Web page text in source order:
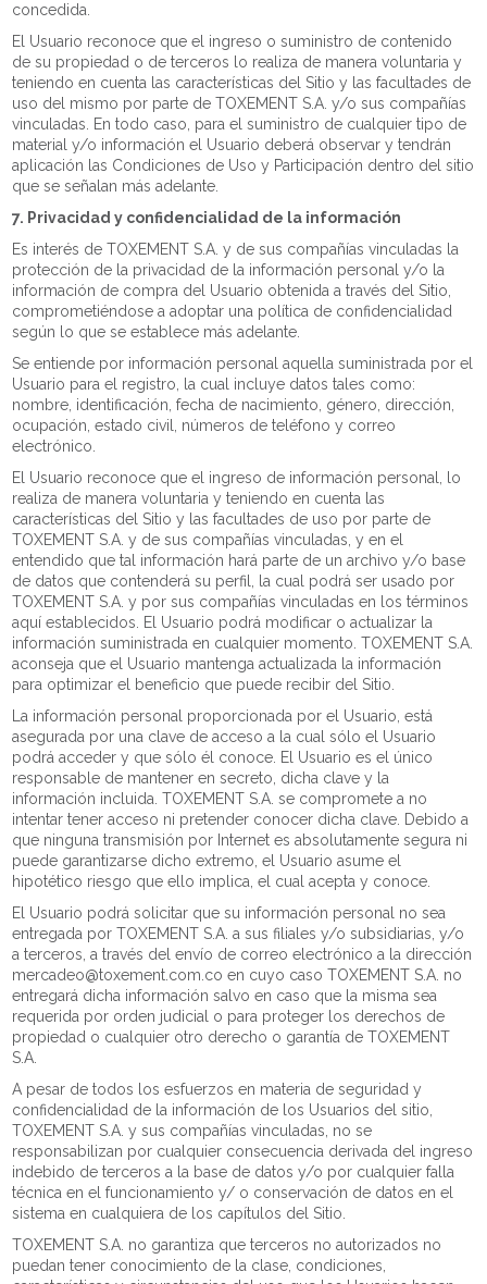
concedida.
El Usuario reconoce que el ingreso o suministro de contenido
de su propiedad o de terceros lo realiza de manera voluntaria y
teniendo en cuenta las características del Sitio y las facultades de
uso del mismo por parte de TOXEMENT S.A. y/o sus compañías
vinculadas. En todo caso, para el suministro de cualquier tipo de
material y/o información el Usuario deberá observar y tendrán
aplicación las Condiciones de Uso y Participación dentro del sitio
que se señalan más adelante.
7. Privacidad y confidencialidad de la información
Es interés de TOXEMENT S.A. y de sus compañías vinculadas la
protección de la privacidad de la información personal y/o la
información de compra del Usuario obtenida a través del Sitio,
comprometiéndose a adoptar una política de confidencialidad
según lo que se establece más adelante.
Se entiende por información personal aquella suministrada por el
Usuario para el registro, la cual incluye datos tales como:
nombre, identificación, fecha de nacimiento, género, dirección,
ocupación, estado civil, números de teléfono y correo
electrónico.
El Usuario reconoce que el ingreso de información personal, lo
realiza de manera voluntaria y teniendo en cuenta las
características del Sitio y las facultades de uso por parte de
TOXEMENT S.A. y de sus compañías vinculadas, y en el
entendido que tal información hará parte de un archivo y/o base
de datos que contenderá su perfil, la cual podrá ser usado por
TOXEMENT S.A. y por sus compañías vinculadas en los términos
aquí establecidos. El Usuario podrá modificar o actualizar la
información suministrada en cualquier momento. TOXEMENT S.A.
aconseja que el Usuario mantenga actualizada la información
para optimizar el beneficio que puede recibir del Sitio.
La información personal proporcionada por el Usuario, está
asegurada por una clave de acceso a la cual sólo el Usuario
podrá acceder y que sólo él conoce. El Usuario es el único
responsable de mantener en secreto, dicha clave y la
información incluida. TOXEMENT S.A. se compromete a no
intentar tener acceso ni pretender conocer dicha clave. Debido a
que ninguna transmisión por Internet es absolutamente segura ni
puede garantizarse dicho extremo, el Usuario asume el
hipotético riesgo que ello implica, el cual acepta y conoce.
El Usuario podrá solicitar que su información personal no sea
entregada por TOXEMENT S.A. a sus filiales y/o subsidiarias, y/o
a terceros, a través del envío de correo electrónico a la dirección
mercadeo@toxement.com.co en cuyo caso TOXEMENT S.A. no
entregará dicha información salvo en caso que la misma sea
requerida por orden judicial o para proteger los derechos de
propiedad o cualquier otro derecho o garantía de TOXEMENT
S.A.
A pesar de todos los esfuerzos en materia de seguridad y
confidencialidad de la información de los Usuarios del sitio,
TOXEMENT S.A. y sus compañías vinculadas, no se
responsabilizan por cualquier consecuencia derivada del ingreso
indebido de terceros a la base de datos y/o por cualquier falla
técnica en el funcionamiento y/ o conservación de datos en el
sistema en cualquiera de los capítulos del Sitio.
TOXEMENT S.A. no garantiza que terceros no autorizados no
puedan tener conocimiento de la clase, condiciones,